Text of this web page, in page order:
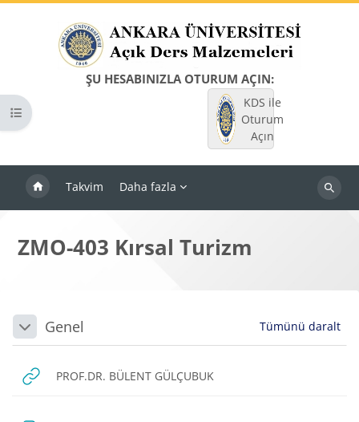
ŞU HESABINIZLA OTURUM AÇIN:
KDS ile
Oturum
Açın
Takvim Daha fazla
Dersleri
Kurs dizinini aç
ZMO-403 Kırsal Turizm
Bloklar
Bölüm anahatları
DaraltGenel Tümünü daralt
PROF.DR. BÜLENT GÜLÇUBUK